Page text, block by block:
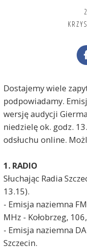
Dostajemy wiele
podpowiadamy.
wersję audycji
niedzielę ok. godz.
odsłuchu online.
1. RADIO
Słuchając Radia
13.15).
- Emisja naziemna
MHz - Kołobrzeg,
- Emisja naziemna
Szczecin.